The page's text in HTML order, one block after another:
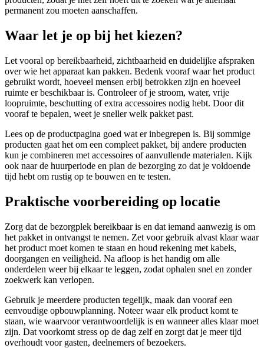
permanent zou moeten aanschaffen.
Waar let je op bij het kiezen?
Let vooral op bereikbaarheid, zichtbaarheid en duidelijke afspraken
over wie het apparaat kan pakken. Bedenk vooraf waar het product
gebruikt wordt, hoeveel mensen erbij betrokken zijn en hoeveel
ruimte er beschikbaar is. Controleer of je stroom, water, vrije
loopruimte, beschutting of extra accessoires nodig hebt. Door dit
vooraf te bepalen, weet je sneller welk pakket past.
Lees op de productpagina goed wat er inbegrepen is. Bij sommige
producten gaat het om een compleet pakket, bij andere producten
kun je combineren met accessoires of aanvullende materialen. Kijk
ook naar de huurperiode en plan de bezorging zo dat je voldoende
tijd hebt om rustig op te bouwen en te testen.
Praktische voorbereiding op locatie
Zorg dat de bezorgplek bereikbaar is en dat iemand aanwezig is om
het pakket in ontvangst te nemen. Zet voor gebruik alvast klaar waar
het product moet komen te staan en houd rekening met kabels,
doorgangen en veiligheid. Na afloop is het handig om alle
onderdelen weer bij elkaar te leggen, zodat ophalen snel en zonder
zoekwerk kan verlopen.
Gebruik je meerdere producten tegelijk, maak dan vooraf een
eenvoudige opbouwplanning. Noteer waar elk product komt te
staan, wie waarvoor verantwoordelijk is en wanneer alles klaar moet
zijn. Dat voorkomt stress op de dag zelf en zorgt dat je meer tijd
overhoudt voor gasten, deelnemers of bezoekers.